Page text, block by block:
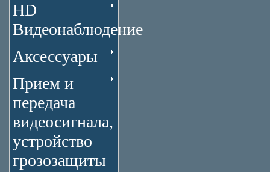
HD
Видеонаблюдение
Аксессуары
Прием и
передача
видеосигнала,
устройство
грозозащиты